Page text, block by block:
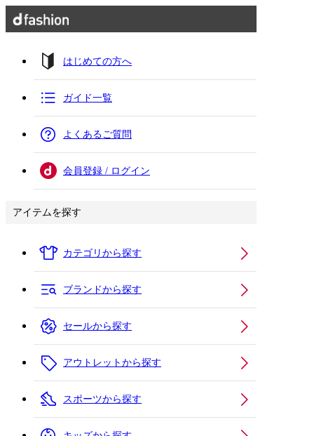
はじめての方へ
ガイド一覧
よくあるご質問
会員登録 / ログイン
アイテムを探す
カテゴリから探す
ブランドから探す
セールから探す
アウトレットから探す
スポーツから探す